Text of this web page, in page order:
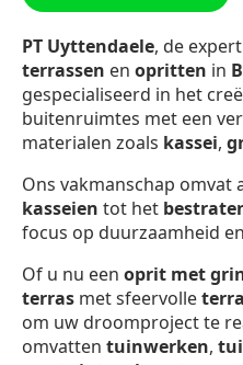
PT Uyttendaele, de
terrassen en opritten in
gespecialiseerd in het
buitenruimtes met een
materialen zoals kassei,
Ons vakmanschap omvat
kasseien tot het
focus op duurzaamheid
Of u nu een oprit met
terras met sfeervolle
om uw droomproject te
omvatten tuinwerken,